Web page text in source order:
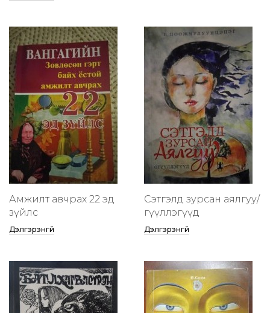
Амжилт авчрах 22 эд
зүйлс
Дэлгэрэнгүй
Сэтгэлд зурсан аялгуу/
өгүүллэгүүд
Дэлгэрэнгүй